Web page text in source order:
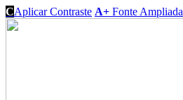
CAplicar Contraste A+ Fonte Ampliada